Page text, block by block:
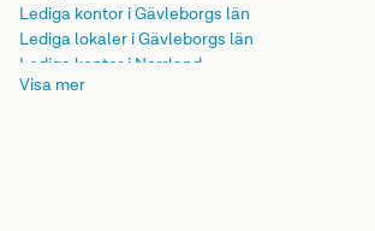
Lediga kontor i Gävleborgs län
Lediga lokaler i Gävleborgs län
Lediga kontor i Norrland
Lediga lokaler i Norrland
Visa mer